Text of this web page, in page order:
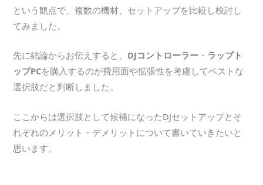
という観点で、複数の機材、セットアップを比較し検討し
てみました。
先に結論からお伝えすると、 DJコントローラー ・ ラップト
ップPCを購入するのが費用面や拡張性を考慮してベストな
選択肢だと判断しました。
ここからは選択肢として候補になったDJセットアップとそ
れぞれのメリット・デメリットについて書いていきたいと
思います。